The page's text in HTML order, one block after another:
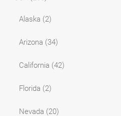
Alaska (2)
Arizona (34)
California (42)
Florida (2)
Nevada (20)